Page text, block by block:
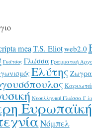
meaT.S. Eliotweb2.0
Γκάτσος Γλώσσα Γραμματική
Ελύτης
Νεοελληνική Γλώσσα Γ
Ευρωπαϊκή
Νόμπελ